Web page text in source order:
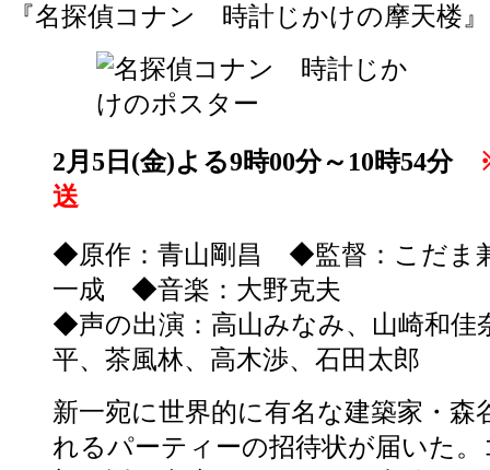
『名探偵コナン 時計じかけの摩天楼』
2月5日(金)よる9時00分～10時54分
送
◆原作：青山剛昌 ◆監督：こだ
一成 ◆音楽：大野克夫
◆声の出演：高山みなみ、山崎和佳
平、茶風林、高木渉、石田太郎
新一宛に世界的に有名な建築家・森
れるパーティーの招待状が届いた